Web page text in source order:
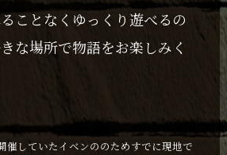
ことなくゆっくり遊べるの
な場所で物語をお楽しみく
していたイベンののためすでに現地で